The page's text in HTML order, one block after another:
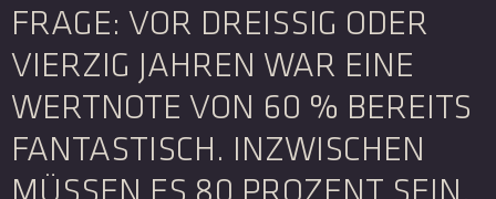
FRAGE: VOR DREISSIG ODER V
IERZIG JAHREN WAR EINE W
ERTNOTE VON 60 % BEREITS F
ANTASTISCH. INZWISCHEN M